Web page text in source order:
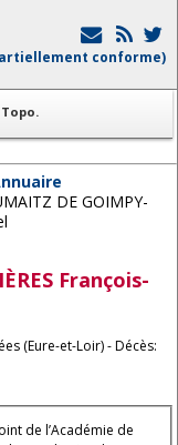
conforme)
Topo.
DE GOIMPY-
François-
(Eure-et-Loir) - Décès:
de l’Académie de